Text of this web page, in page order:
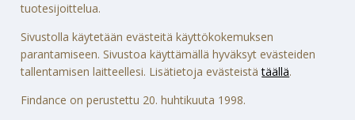
tuotesijoittelua.
Sivustolla käytetään evästeitä käyttökokemuksen
parantamiseen. Sivustoa käyttämällä hyväksyt evästeiden
tallentamisen laitteellesi. Lisätietoja evästeistätäällä.
Findance on perustettu 20. huhtikuuta 1998.